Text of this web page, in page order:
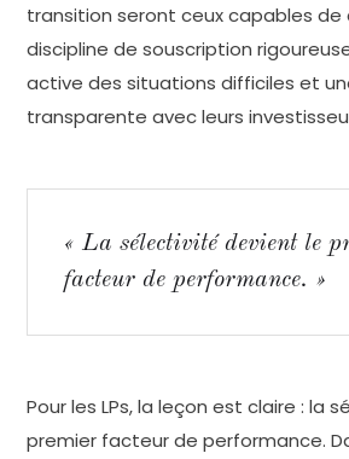
transition seront ceux capables de
discipline de souscription
active des situations difficiles et
transparente avec leurs
« La sélectivité devient le
facteur de performance. »
Pour les LPs, la leçon est claire : la
premier facteur de performance.